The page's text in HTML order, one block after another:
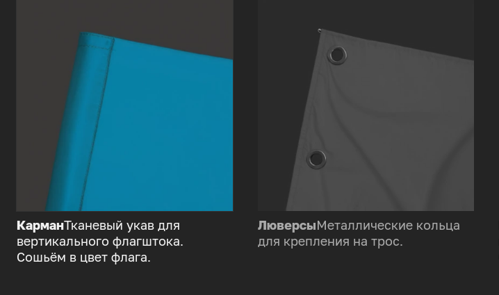
КарманТканевый укав для
вертикального флагштока.
Сошьём в цвет флага.
ЛюверсыМеталлические кольца
для крепления на трос.